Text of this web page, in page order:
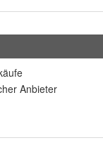
er Anbieter